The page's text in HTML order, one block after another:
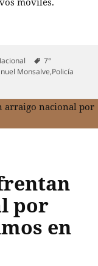
de Manuel
Etiquetas
7°
Monsalve,Policía
por
en